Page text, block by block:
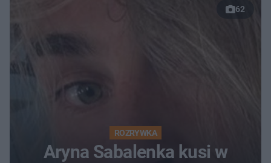
62
ROZRYWKA
Aryna Sabalenka kusi w